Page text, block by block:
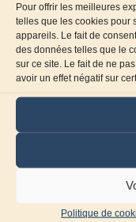
Pour offrir les meilleures
telles que les cookies pour
appareils. Le fait de
des données telles que le
sur ce site. Le fait de ne
avoir un effet négatif sur
Politique de